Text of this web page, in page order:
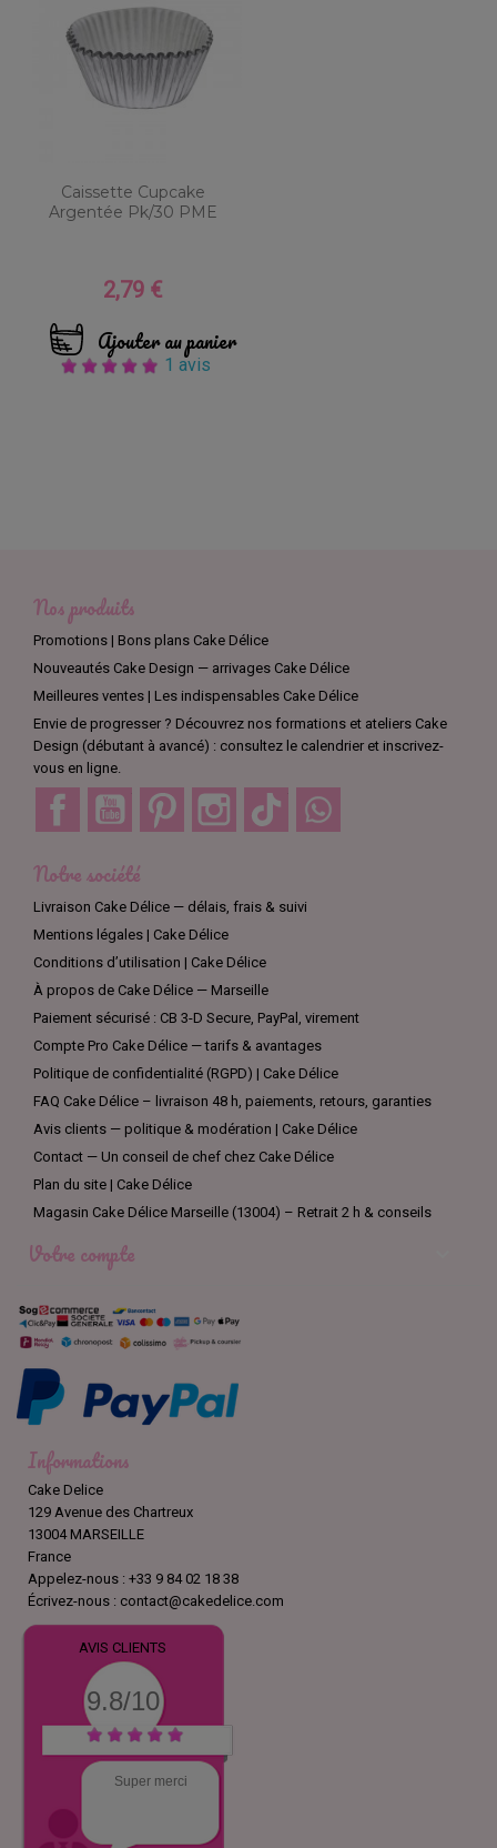
Caissette Cupcake
Argentée Pk/30 PME
Prix
2,79 €
Ajouter au panier
1 avis
Nos produits
Promotions | Bons plans Cake Délice
Nouveautés Cake Design — arrivages Cake Délice
Meilleures ventes | Les indispensables Cake Délice
Envie de progresser ? Découvrez nos formations et ateliers Cake
Design (débutant à avancé) : consultez le calendrier et inscrivez-
vous en ligne.
Facebook YouTube Pinterest Instagram TikTok
Notre société
Livraison Cake Délice — délais, frais & suivi
Mentions légales | Cake Délice
Conditions d’utilisation | Cake Délice
À propos de Cake Délice — Marseille
Paiement sécurisé : CB 3-D Secure, PayPal, virement
Compte Pro Cake Délice — tarifs & avantages
Politique de confidentialité (RGPD) | Cake Délice
FAQ Cake Délice – livraison 48 h, paiements, retours, garanties
Avis clients — politique & modération | Cake Délice
Contact — Un conseil de chef chez Cake Délice
Plan du site | Cake Délice
Magasin Cake Délice Marseille (13004) – Retrait 2 h & conseils
Votre compte
Informations
Cake Delice
129 Avenue des Chartreux
13004 MARSEILLE
France
Appelez-nous : +33 9 84 02 18 38
Écrivez-nous : contact@cakedelice.com
AVIS CLIENTS
9.8/10
Super merci